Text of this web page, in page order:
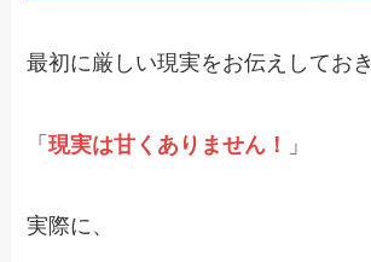
最初に厳しい現実をお伝えしてお
「現実は甘くありません！ 」
実際に、